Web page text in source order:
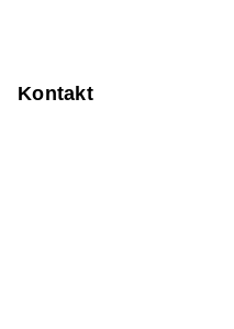
Kontakt